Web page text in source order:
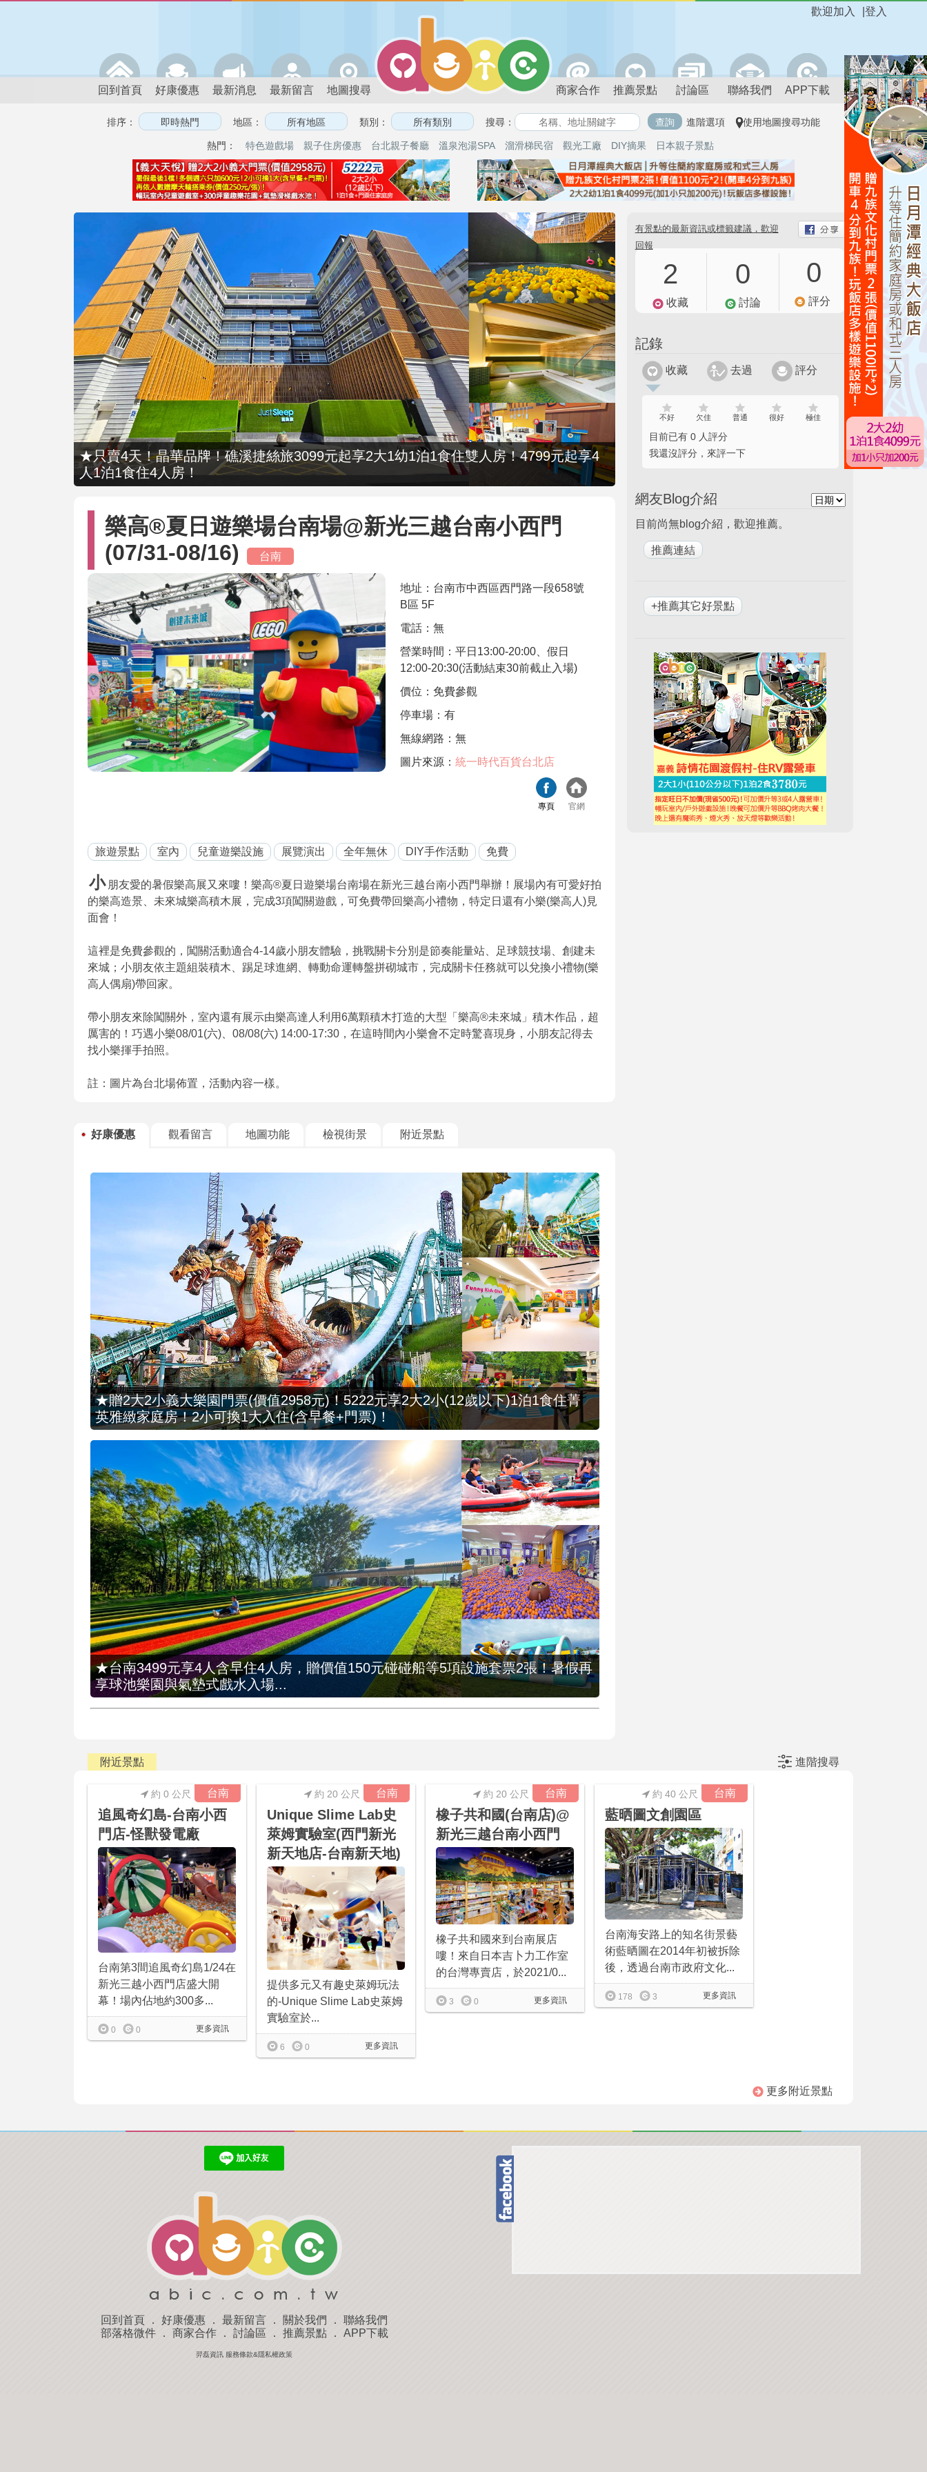
登入
歡迎加入
回到首頁 好康優惠 最新消息 最新留言 地圖搜尋 商家合作 推薦景點 討論區 聯絡我們 APP下載
排序： 地區： 類別： 搜尋： 進階選項 使用地圖搜尋功能
熱門： 特色遊戲場 親子住房優惠 台北親子餐廳 溫泉泡湯SPA 溜滑梯民宿 觀光工廠 DIY摘果 日本親子景點
★只賣4天！晶華品牌！礁溪捷絲旅3099元起享2大1幼1泊1食住雙人房！4799元起享4
人1泊1食住4人房！
樂高®夏日遊樂場台南場@新光三越台南小西門
(07/31-08/16)
台南
地址：台南市中西區西門路一段658號
B區 5F
電話：無
營業時間：平日13:00-20:00、假日
12:00-20:30(活動結束30前截止入場)
價位：免費參觀
停車場：有
無線網路：無
圖片來源：統一時代百貨台北店
專頁 官網
旅遊景點 室內 兒童遊樂設施 展覽演出 全年無休 DIY手作活動 免費
小 朋友愛的暑假樂高展又來嘍！樂高®夏日遊樂場台南場在新光三越台南小西門舉辦！展場內有可愛好拍
的樂高造景、未來城樂高積木展，完成3項闖關遊戲，可免費帶回樂高小禮物，特定日還有小樂(樂高人)見
面會！
這裡是免費參觀的，闖關活動適合4-14歲小朋友體驗，挑戰關卡分別是節奏能量站、足球競技場、創建未
來城；小朋友依主題組裝積木、踢足球進網、轉動命運轉盤拼砌城市，完成關卡任務就可以兌換小禮物(樂
高人偶扇)帶回家。
帶小朋友來除闖關外，室內還有展示由樂高達人利用6萬顆積木打造的大型「樂高®未來城」積木作品，超
厲害的！巧遇小樂08/01(六)、08/08(六) 14:00-17:30，在這時間內小樂會不定時驚喜現身，小朋友記得去
找小樂揮手拍照。
註：圖片為台北場佈置，活動內容一樣。
好康優惠 觀看留言 地圖功能 檢視街景 附近景點
★贈2大2小義大樂園門票(價值2958元)！5222元享2大2小(12歲以下)1泊1食住菁
英雅緻家庭房！2小可換1大入住(含早餐+門票)！
★台南3499元享4人含早住4人房，贈價值150元碰碰船等5項設施套票2張！暑假再
享球池樂園與氣墊式戲水入場...
有景點的最新資訊或標籤建議，歡迎
回報
2
收藏
0
討論
0
評分
記錄
收藏 去過 評分
不好 欠佳 普通 很好 極佳
目前已有 0 人評分
我還沒評分，來評一下
網友Blog介紹
目前尚無blog介紹，歡迎推薦。
+推薦其它好景點
附近景點 進階搜尋
台南
約 0 公尺
追風奇幻島-台南小西
門店-怪獸發電廠
台南第3間追風奇幻島1/24在
新光三越小西門店盛大開
幕！場內佔地約300多...
更多資訊
0 0
台南
約 20 公尺
Unique Slime Lab史
萊姆實驗室(西門新光
新天地店-台南新天地)
提供多元又有趣史萊姆玩法
的-Unique Slime Lab史萊姆
實驗室於...
更多資訊
6 0
台南
約 20 公尺
橡子共和國(台南店)@
新光三越台南小西門
橡子共和國來到台南展店
嘍！來自日本吉卜力工作室
的台灣專賣店，於2021/0...
更多資訊
3 0
台南
約 40 公尺
藍晒圖文創園區
台南海安路上的知名街景藝
術藍晒圖在2014年初被拆除
後，透過台南市政府文化...
更多資訊
178 3
更多附近景點
回到首頁 ． 好康優惠 ． 最新留言 ． 關於我們 ． 聯絡我們
部落格微件． 商家合作． 討論區 ． 推薦景點． APP下載
羿磊資訊 服務條款&隱私權政策